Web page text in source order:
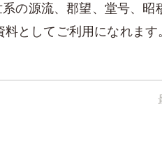
の源流、郡望、堂号、昭
としてご利用になれます